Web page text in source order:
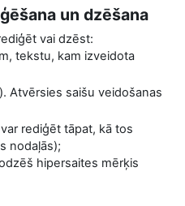
un dzēšana
vai dzēst:
tekstu, kam izveidota
). Atvērsies saišu veidošanas
rediģēt tāpat, kā tos
nodaļās);
hipersaites mērķis